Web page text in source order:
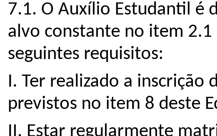
7.1. O Auxílio Estudantil é
alvo constante no item
seguintes requisitos:
I. Ter realizado a inscrição
previstos no item 8 deste
II. Estar regularmente